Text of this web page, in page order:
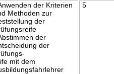
der Kriterien
Methoden zur
der
der
der
mit dem
5